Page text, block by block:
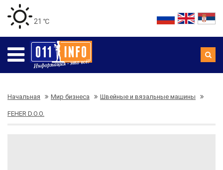
21 ℃
Начальная Мир бизнеса Швейные и вязальные машины
FEHER D.O.O.